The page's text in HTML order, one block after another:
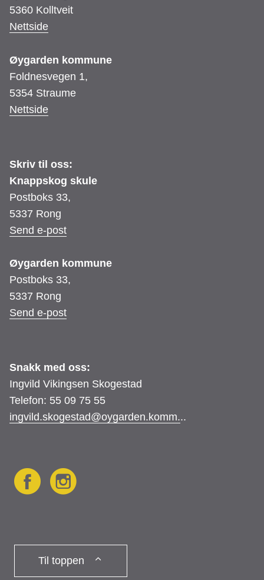
5360 Kolltveit
Nettside
Øygarden kommune
Foldnesvegen 1,
5354 Straume
Nettside
Skriv til oss:
Knappskog skule
Postboks 33,
5337 Rong
Send e-post
Øygarden kommune
Postboks 33,
5337 Rong
Send e-post
Snakk med oss:
Ingvild Vikingsen Skogestad
Telefon: 55 09 75 55
ingvild.skogestad@oygarden.komm...
a
n
Til toppen